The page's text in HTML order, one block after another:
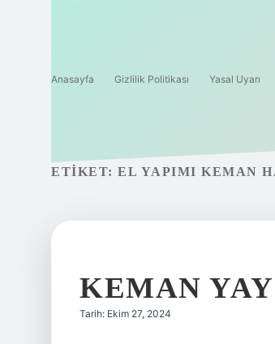
Anasayfa Gizlilik Politikası Yasal Uyarı
ETIKET: EL YAPIMI KEMAN
KEMAN
Tarih: Ekim 27, 2024